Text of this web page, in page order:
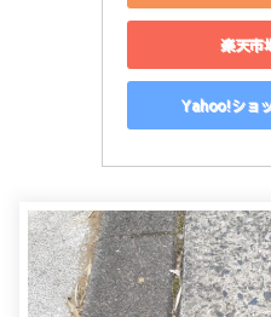
楽天市
Yahoo!ショ